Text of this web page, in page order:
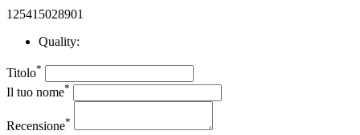
125415028901
Quality:
Titolo*
Il tuo nome*
Recensione*